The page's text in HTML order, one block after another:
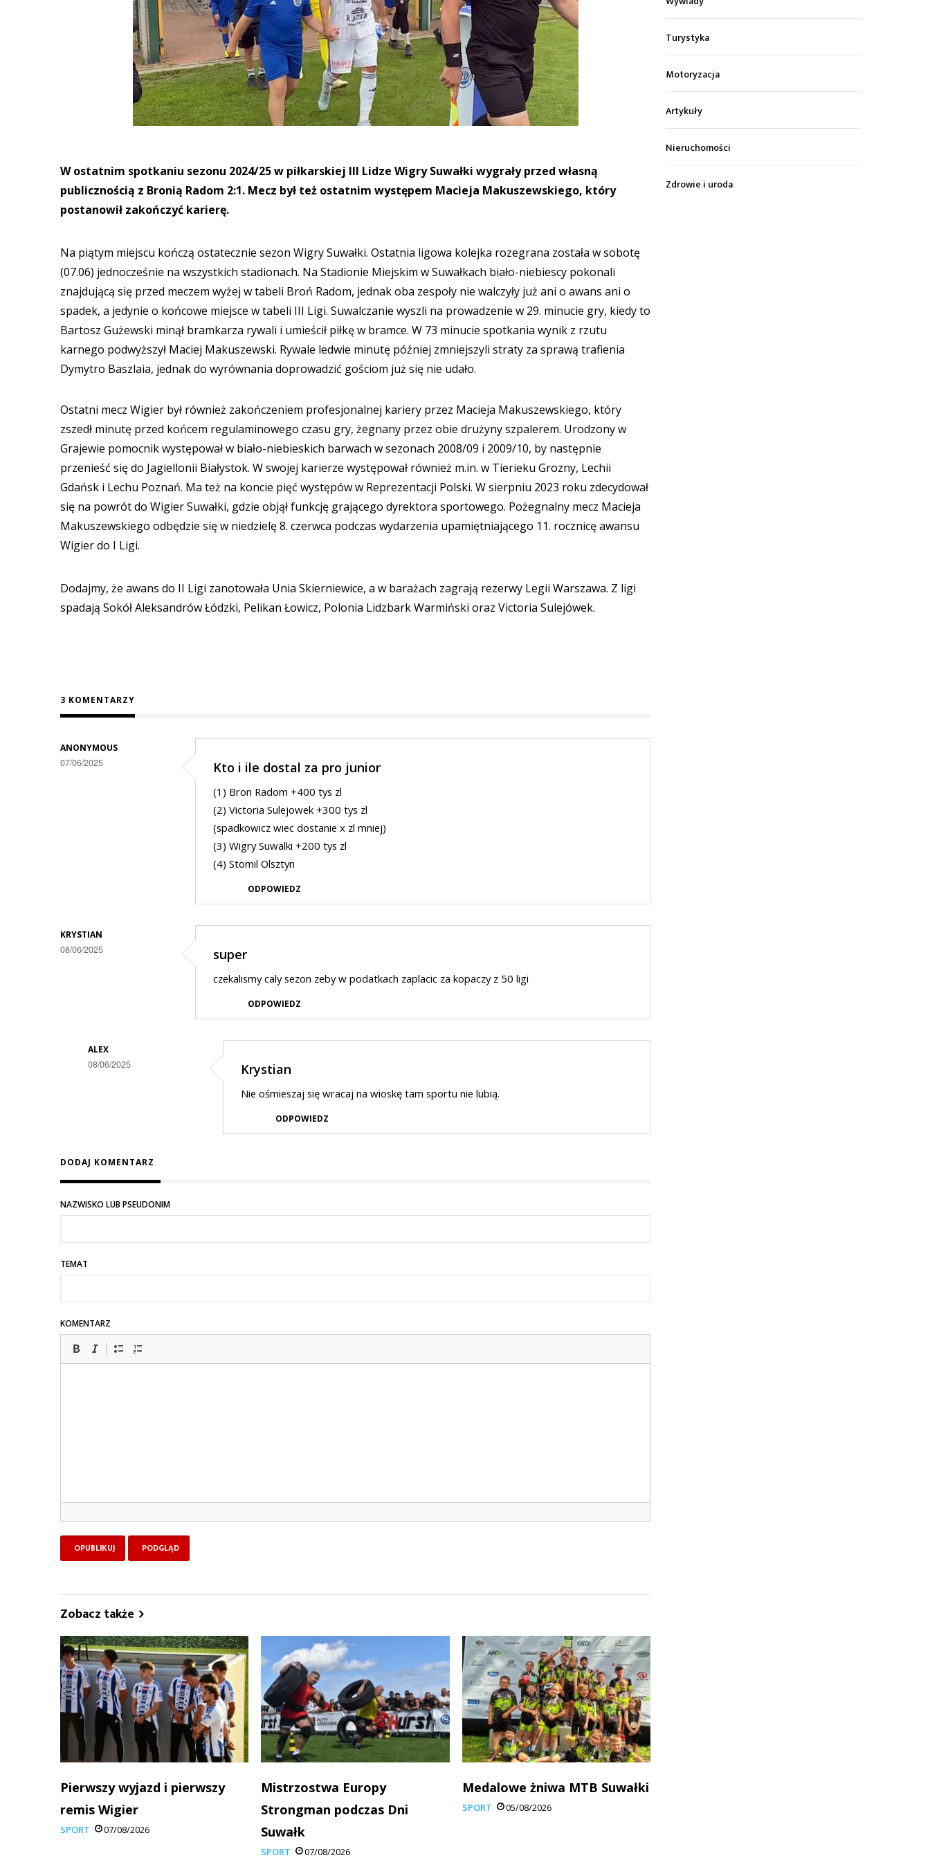
W ostatnim spotkaniu sezonu 2024/25 w piłkarskiej III Lidze Wigry Suwałki wygrały przed własną
publicznością z Bronią Radom 2:1. Mecz był też ostatnim występem Macieja Makuszewskiego, który
postanowił zakończyć karierę.
Na piątym miejscu kończą ostatecznie sezon Wigry Suwałki. Ostatnia ligowa kolejka rozegrana została w sobotę
(07.06) jednocześnie na wszystkich stadionach. Na Stadionie Miejskim w Suwałkach biało-niebiescy pokonali
znajdującą się przed meczem wyżej w tabeli Broń Radom, jednak oba zespoły nie walczyły już ani o awans ani o
spadek, a jedynie o końcowe miejsce w tabeli III Ligi. Suwalczanie wyszli na prowadzenie w 29. minucie gry, kiedy to
Bartosz Gużewski minął bramkarza rywali i umieścił piłkę w bramce. W 73 minucie spotkania wynik z rzutu
karnego podwyższył Maciej Makuszewski. Rywale ledwie minutę później zmniejszyli straty za sprawą trafienia
Dymytro Baszlaia, jednak do wyrównania doprowadzić gościom już się nie udało.
Ostatni mecz Wigier był również zakończeniem profesjonalnej kariery przez Macieja Makuszewskiego, który
zszedł minutę przed końcem regulaminowego czasu gry, żegnany przez obie drużyny szpalerem. Urodzony w
Grajewie pomocnik występował w biało-niebieskich barwach w sezonach 2008/09 i 2009/10, by następnie
przenieść się do Jagiellonii Białystok. W swojej karierze występował również m.in. w Tierieku Grozny, Lechii
Gdańsk i Lechu Poznań. Ma też na koncie pięć występów w Reprezentacji Polski. W sierpniu 2023 roku zdecydował
się na powrót do Wigier Suwałki, gdzie objął funkcję grającego dyrektora sportowego. Pożegnalny mecz Macieja
Makuszewskiego odbędzie się w niedzielę 8. czerwca podczas wydarzenia upamiętniającego 11. rocznicę awansu
Wigier do I Ligi.
Dodajmy, że awans do II Ligi zanotowała Unia Skierniewice, a w barażach zagrają rezerwy Legii Warszawa. Z ligi
spadają Sokół Aleksandrów Łódzki, Pelikan Łowicz, Polonia Lidzbark Warmiński oraz Victoria Sulejówek.
3 KOMENTARZY
ANONYMOUS
07/06/2025 Kto i ile dostal za pro junior
(1) Bron Radom +400 tys zl
(2) Victoria Sulejowek +300 tys zl
(spadkowicz wiec dostanie x zl mniej)
(3) Wigry Suwalki +200 tys zl
(4) Stomil Olsztyn
ODPOWIEDZ
KRYSTIAN
08/06/2025 super
czekalismy caly sezon zeby w podatkach zaplacic za kopaczy z 50 ligi
ODPOWIEDZ
ALEX
08/06/2025
odpowiedzi
na
super
Krystian
Nie ośmieszaj się wracaj na wioskę tam sportu nie lubią.
ODPOWIEDZ
DODAJ KOMENTARZ
NAZWISKO LUB PSEUDONIM
TEMAT
KOMENTARZ
Zobacz także
Pierwszy wyjazd i pierwszy
remis Wigier
SPORT 07/08/2026
Mistrzostwa Europy
Strongman podczas Dni
Suwałk
SPORT 07/08/2026
Medalowe żniwa MTB Suwałki
SPORT 05/08/2026
Turystyka
Motoryzacja
Artykuły
Nieruchomości
Zdrowie i uroda